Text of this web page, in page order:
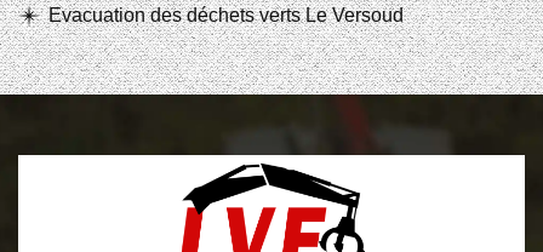
Evacuation des déchets verts Le Versoud